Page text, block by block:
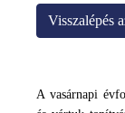
Visszalépés
A vasárnapi